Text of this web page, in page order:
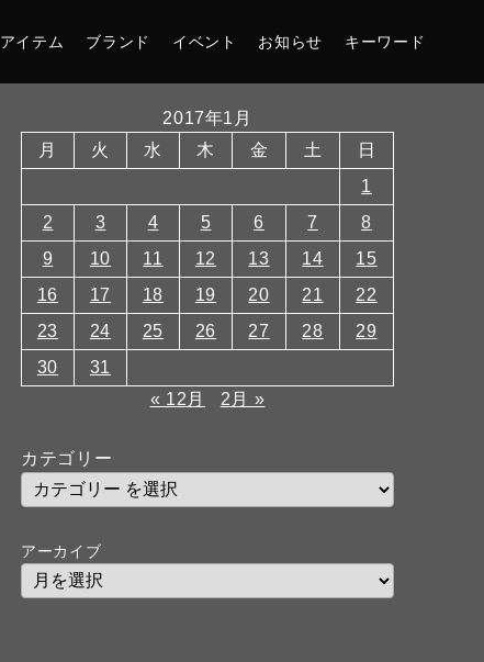
アイテム ブランド イベント お知らせ キーワード
2017年1月
月
火 水 木 金 土
日
1
2
3 4 5 6 7
8
9
10 11 12 13 14
15
16
17 18 19 20 21
22
23
24 25 26 27 28
29
30
31
« 12月
2月 »
カテゴリー
アーカイブ